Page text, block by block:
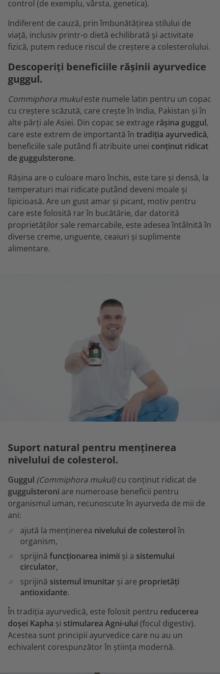
control (de exemplu, vârsta, genetica).
Indiferent de cauză, prin îmbunătățirea stilului de
viață, inclusiv printr-o dietă echilibrată și activitate
fizică, putem reduce riscul de creștere a colesterolului.
Descoperiți beneficiile rășinii ayurvedice
guggul.
Commiphora mukuleste numele latin pentru un copac
cu creștere scăzută, care crește în India, Pakistan și în
alte părți ale Asiei. Din copac se extrage rășina guggul,
care este extrem de importantă în tradiția ayurvedică,
beneficiile sale putând fi atribuite unei conținut ridicat
de guggulsterone.
Rășina are o culoare maro închis, este tare și densă, la
temperaturi mai ridicate putând deveni moale și
lipicioasă. Are un gust amar și picant, motiv pentru
care este folosită rar în bucătărie, dar datorită
proprietăților sale remarcabile, este adesea întâlnită în
diverse creme, unguente, ceaiuri și suplimente
alimentare.
Suport natural pentru menținerea
nivelului de colesterol.
Guggul (Commiphora mukul)cu conținut ridicat de
guggulsteroni are numeroase beneficii pentru
organismul uman, recunoscute în ayurveda de mii de
ani:
ajută la menținerea nivelului de colesterolîn
organism,
sprijină funcționarea inimii și a sistemului
circulator,
sprijină sistemul imunitar și are proprietăți
antioxidante.
În tradiția ayurvedică, este folosit pentru reducerea
doșei Kapha și stimularea Agni-ului (focul digestiv).
Acestea sunt principii ayurvedice care nu au un
echivalent corespunzător în știința modernă.